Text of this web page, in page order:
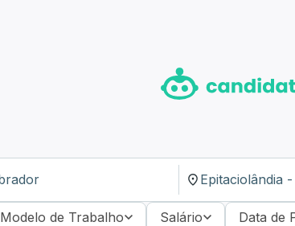
Modelo de Trabalho Salário Data de